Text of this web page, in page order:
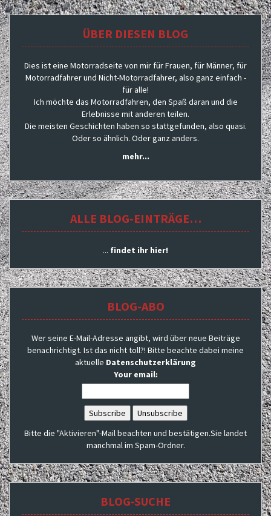
ÜBER DIESEN BLOG
Dies ist eine Motorradseite von mir für Frauen, für Männer, für
Motorradfahrer und Nicht-Motorradfahrer, also ganz einfach -
für alle!
Ich möchte das Motorradfahren, den Spaß daran und die
Erlebnisse mit anderen teilen.
Die meisten Geschichten haben so stattgefunden, also quasi.
Oder so ähnlich. Oder ganz anders.
mehr...
ALLE BLOG-EINTRÄGE…
... findet ihr hier!
BLOG-ABO
Wer seine E-Mail-Adresse angibt, wird über neue Beiträge
benachrichtigt. Ist das nicht toll?! Bitte beachte dabei meine
aktuelle Datenschutzerklärung
Your email:
Bitte die "Aktivieren"-Mail beachten und bestätigen.Sie landet
manchmal im Spam-Ordner.
BLOG-SUCHE